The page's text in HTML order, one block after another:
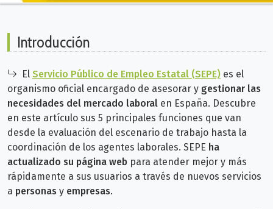
Introducción
El Servicio Público de Empleo Estatal (SEPE) es el
organismo oficial encargado de asesorar y gestionar las
necesidades del mercado laboral en España. Descubre
en este artículo sus 5 principales funciones que van
desde la evaluación del escenario de trabajo hasta la
coordinación de los agentes laborales. SEPE ha
actualizado su página web para atender mejor y más
rápidamente a sus usuarios a través de nuevos servicios
a personas y empresas.